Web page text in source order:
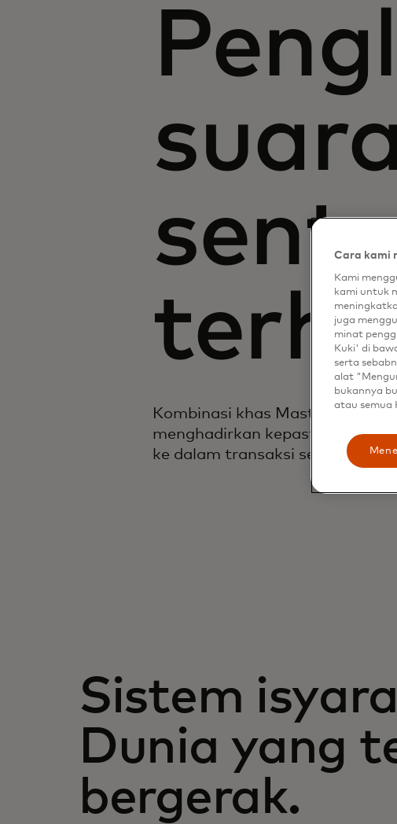
Kombinasi khas Mastercard
menghadirkan kepastian,
ke dalam transaksi seluler.
Sistem
Dunia yang
bergerak.
Cara kami
Kami
kami untuk
juga
minat
Kuki' di
serta
alat
bukannya
atau semua